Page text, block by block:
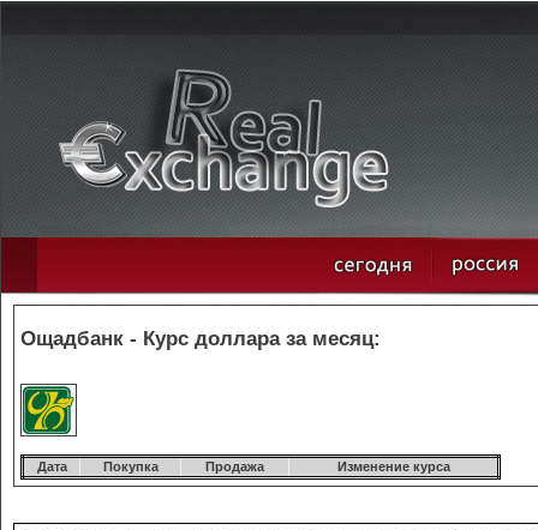
Ощадбанк - Курс доллара за месяц:
Дата Покупка Продажа Изменение курса